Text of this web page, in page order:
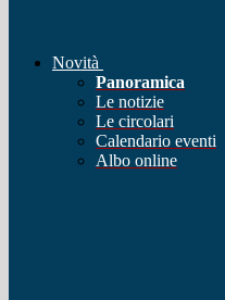
Novità
Panoramica
Le notizie
Le circolari
Calendario eventi
Albo online